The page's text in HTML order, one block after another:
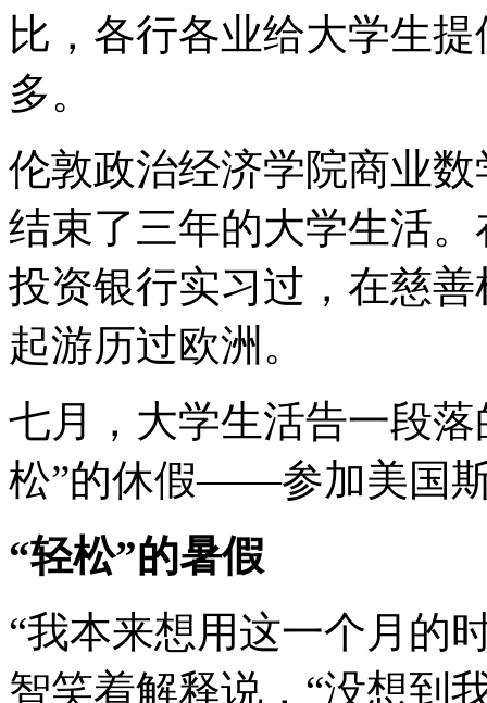
比，各行各业给大学生
多。
伦敦政治经济学院商业
结束了三年的大学生活
投资银行实习过，在慈
起游历过欧洲。
七月，大学生活告一段
松”的休假——参加美国
“轻松”的暑假
“我本来想用这一个月的
智笑着解释说，“没想到